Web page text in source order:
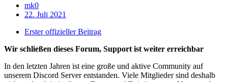
mk0
22. Juli 2021
Erster offizieller Beitrag
Wir schließen dieses Forum, Support ist weiter erreichbar
In den letzten Jahren ist eine große und aktive Community auf
unserem Discord Server entstanden. Viele Mitglieder sind deshalb